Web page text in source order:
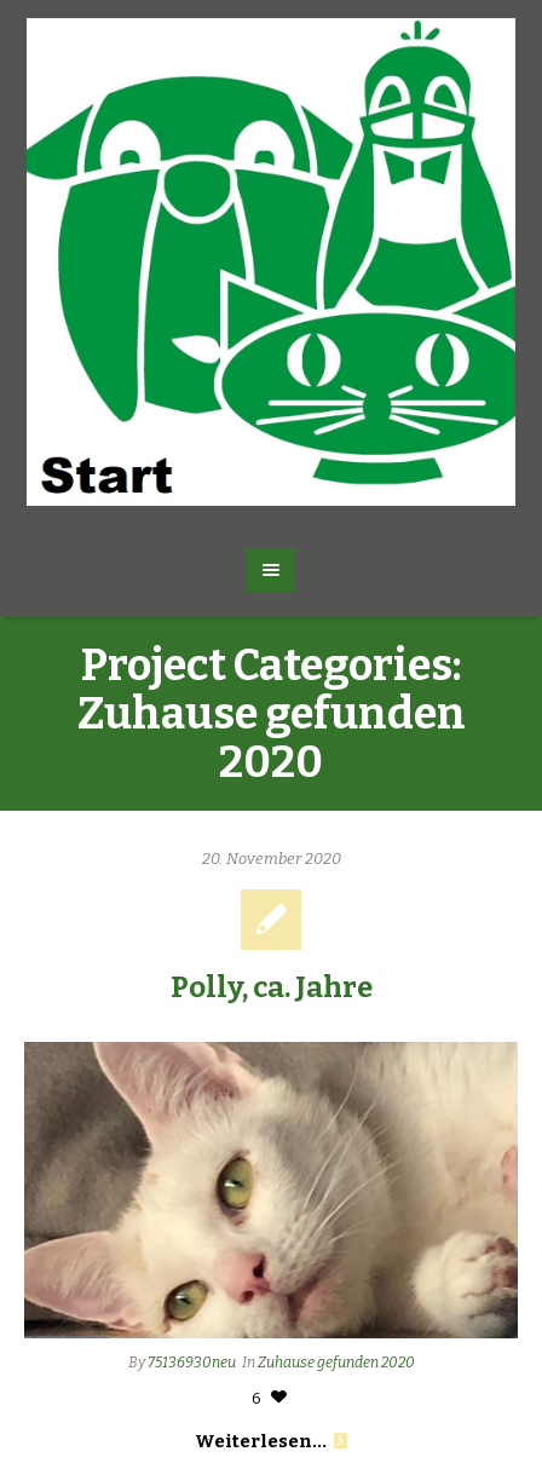
Project Categories:
Zuhause gefunden
2020
20. November 2020
Polly, ca. Jahre
By75136930neu InZuhause gefunden 2020
6
Weiterlesen...